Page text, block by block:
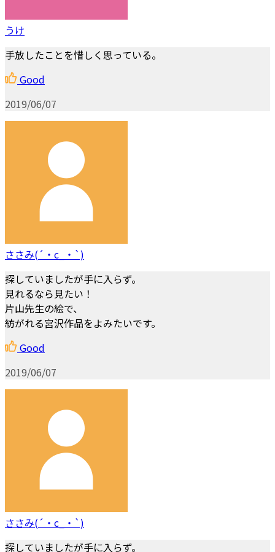
うけ
手放したことを惜しく思っている。
Good
2019/06/07
ささみ(´・c_・`)
探していましたが手に入らず。
見れるなら見たい！
片山先生の絵で、
紡がれる宮沢作品をよみたいです。
Good
2019/06/07
ささみ(´・c_・`)
探していましたが手に入らず。